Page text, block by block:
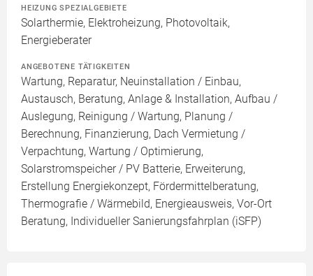
HEIZUNG SPEZIALGEBIETE
Solarthermie, Elektroheizung, Photovoltaik,
Energieberater
ANGEBOTENE TÄTIGKEITEN
Wartung, Reparatur, Neuinstallation / Einbau,
Austausch, Beratung, Anlage & Installation, Aufbau /
Auslegung, Reinigung / Wartung, Planung /
Berechnung, Finanzierung, Dach Vermietung /
Verpachtung, Wartung / Optimierung,
Solarstromspeicher / PV Batterie, Erweiterung,
Erstellung Energiekonzept, Fördermittelberatung,
Thermografie / Wärmebild, Energieausweis, Vor-Ort
Beratung, Individueller Sanierungsfahrplan (iSFP)